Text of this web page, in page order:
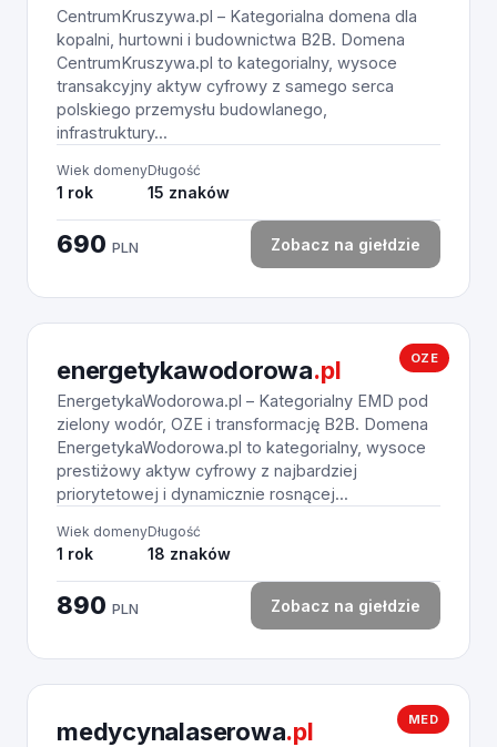
CentrumKruszywa.pl – Kategorialna domena dla
kopalni, hurtowni i budownictwa B2B. Domena
CentrumKruszywa.pl to kategorialny, wysoce
transakcyjny aktyw cyfrowy z samego serca
polskiego przemysłu budowlanego,
infrastruktury...
Wiek domeny
1 rok
Długość
15 znaków
690 PLN Zobacz na giełdzie
OZE
energetykawodorowa.pl
EnergetykaWodorowa.pl – Kategorialny EMD pod
zielony wodór, OZE i transformację B2B. Domena
EnergetykaWodorowa.pl to kategorialny, wysoce
prestiżowy aktyw cyfrowy z najbardziej
priorytetowej i dynamicznie rosnącej...
Wiek domeny
1 rok
Długość
18 znaków
890 PLN Zobacz na giełdzie
MED
medycynalaserowa.pl